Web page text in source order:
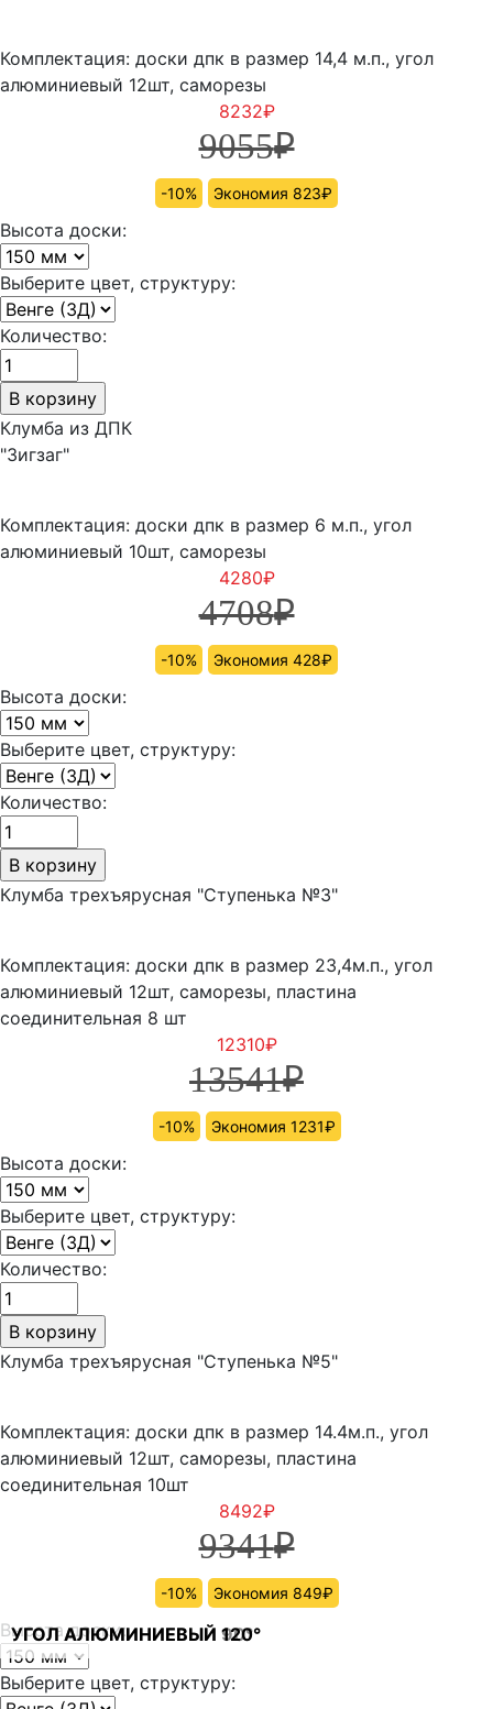
УГОЛ АЛЮМИНИЕВЫЙ 90°
УГОЛ АЛЮМИНИЕВЫЙ 120°
Комплектация: доски дпк в размер 14,4 м.п., угол
алюминиевый 12шт, саморезы
8232₽
9055₽
-10% Экономия 823₽
Высота доски:
Выберите цвет, структуру:
Количество:
Клумба из ДПК
"Зигзаг"
Комплектация: доски дпк в размер 6 м.п., угол
алюминиевый 10шт, саморезы
4280₽
4708₽
-10% Экономия 428₽
Высота доски:
Выберите цвет, структуру:
Количество:
Клумба трехъярусная "Ступенька №3"
Комплектация: доски дпк в размер 23,4м.п., угол
алюминиевый 12шт, саморезы, пластина
соединительная 8 шт
12310₽
13541₽
-10% Экономия 1231₽
Высота доски:
Выберите цвет, структуру:
Количество:
Клумба трехъярусная "Ступенька №5"
Комплектация: доски дпк в размер 14.4м.п., угол
алюминиевый 12шт, саморезы, пластина
соединительная 10шт
8492₽
9341₽
-10% Экономия 849₽
Высота доски:
Выберите цвет, структуру: